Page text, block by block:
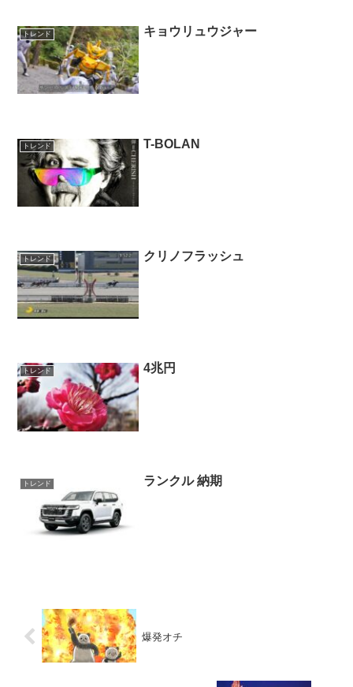
トレンド キョウリュウジャー
トレンド T-BOLAN
トレンド クリノフラッシュ
トレンド 4兆円
トレンド ランクル 納期
爆発オチ